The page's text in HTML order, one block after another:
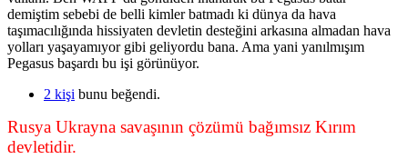
demiştim sebebi de belli kimler batmadı ki dünya da hava
taşımacılığında hissiyaten devletin desteğini arkasına almadan hava
yolları yaşayamıyor gibi geliyordu bana. Ama yani yanılmışım
Pegasus başardı bu işi görünüyor.
2 kişi bunu beğendi.
Rusya Ukrayna savaşının çözümü bağımsız Kırım
devletidir.